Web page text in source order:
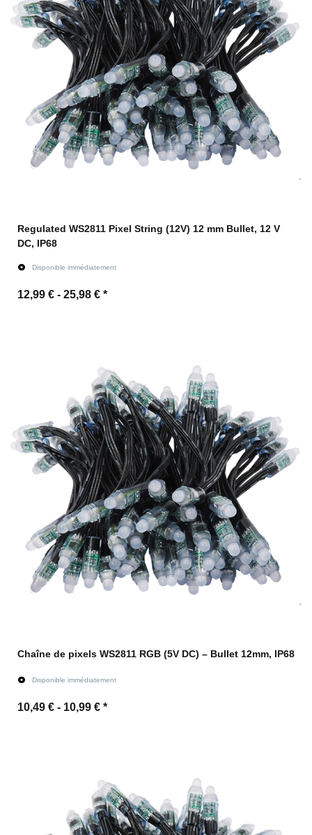
Regulated WS2811 Pixel String (12V) 12 mm Bullet, 12 V
DC, IP68
Disponible immédiatement
12,99 € - 25,98 € *
Chaîne de pixels WS2811 RGB (5V DC) – Bullet 12mm, IP68
Disponible immédiatement
10,49 € - 10,99 € *